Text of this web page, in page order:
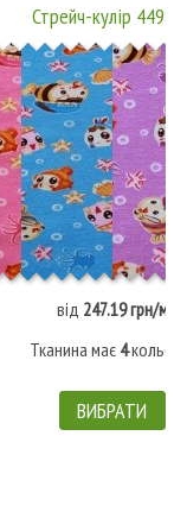
Стрейч-кулір
від 247.19 грн/м
Тканина має 4
ВИБРАТИ